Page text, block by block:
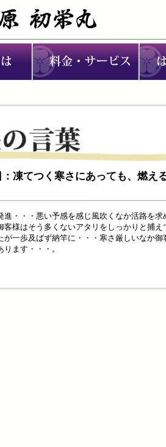
：凍てつく寒さにあっても、燃え
進・・・悪い予感を感じ風吹くなか活路を
客様はそう多くないアタリをしっかりと捕
が一歩及ばず納竿に・・・寒さ厳しいなか
ます・・・。